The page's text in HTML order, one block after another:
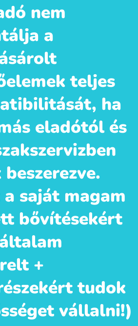
nem
a
teljes
ha
eladótól és
a saját magam
bővítésekért
+
tudok
vállalni!)